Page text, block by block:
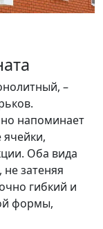
–
напоминает
ячейки,
Оба вида
затеняя
гибкий и
формы,